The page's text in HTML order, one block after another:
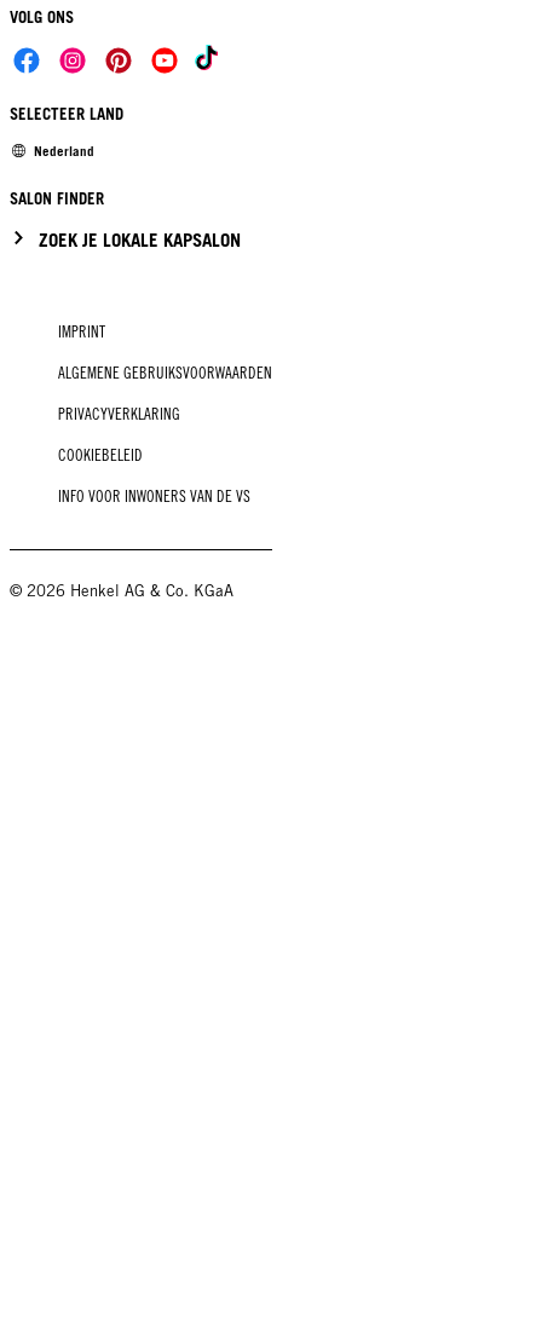
VOLG ONS
SELECTEER LAND
Nederland
SALON FINDER
ZOEK JE LOKALE KAPSALON
IMPRINT
ALGEMENE GEBRUIKSVOORWAARDEN
PRIVACYVERKLARING
COOKIEBELEID
INFO VOOR INWONERS VAN DE VS
© 2026 Henkel AG & Co. KGaA